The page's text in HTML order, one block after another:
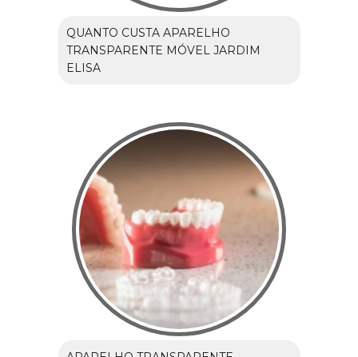
QUANTO CUSTA APARELHO
TRANSPARENTE MÓVEL JARDIM
ELISA